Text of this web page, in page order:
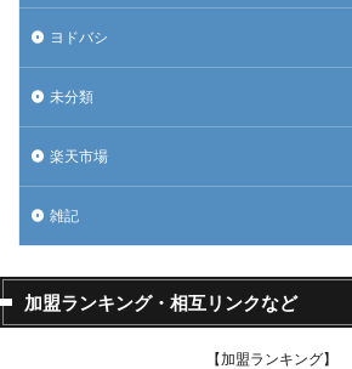
ヨドバシ
未分類
楽天市場
雑記
加盟ランキング・相互リンクなど
【加盟ランキング】